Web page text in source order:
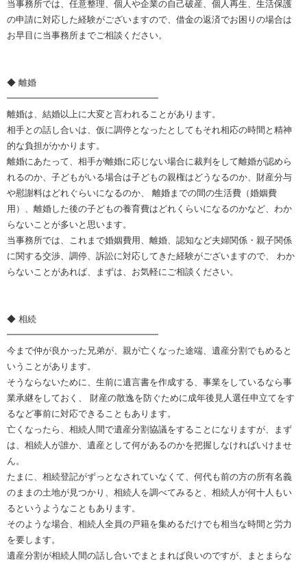
当事務所では、任意整理、個人や企業の自己破産、個人再生、生活保護
の申請に対応した経験がございますので、借金の返済でお困りの場合は
お早目に当事務所までご相談ください。
◆ 離婚
━━━━━━━━━━━━━━━━━
離婚は、結婚以上に大変と言われることがあります。
相手との話し合いは、仮に調停となったとしてもそれ相応の時間と精神
的な負担がかかります。
離婚にあたって、相手が離婚に応じない場合に裁判をして離婚が認めら
れるのか、子どもがいる場合は子どもの親権はどうなるのか、財産分与
や慰謝料はどれぐらいになるのか、 離婚までの間の生活費（婚姻費
用）、離婚した後の子どもの養育費はどれくらいになるのかなど、わか
らないことが多いと思います。
当事務所では、これまで婚姻費用、離婚、認知など夫婦関係・親子関係
に関する交渉、調停、訴訟に対応してきた経験がございますので、 わか
らないことがあれば、まずは、お気軽にご相談ください。
◆ 相続
━━━━━━━━━━━━━━━━━
今まで仲が良かった兄弟が、親が亡くなった途端、遺産分割でもめると
いうことがあります。
そうならないために、生前に遺言書を作成する、事業をしているなら事
業承継をしておく、 財産の散逸を防ぐために成年後見人選任申立てをす
るなど事前に対応できることもあります。
亡くなったら、相続人間で遺産分割協議をすることになりますが、まず
は、相続人が誰か、遺産として何があるのかを把握しなければいけませ
ん。
たまに、相続登記がずっとなされていなくて、何代も前の方の所有名義
のままの土地が見つかり、相続人を調べてみると、相続人が何十人もい
るというようなこともあります。
そのような場合、相続人全員の戸籍を集めるだけでも相当な時間と労力
を要します。
遺産分割が相続人間の話し合いでまとまれば良いのですが、まとまらな